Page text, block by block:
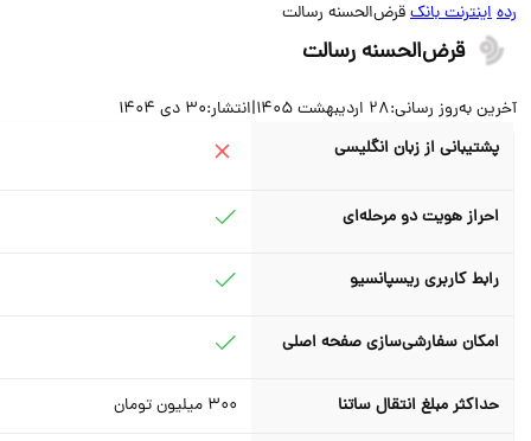
اینترنت بانکقرض‌الحسنه رسالت
قرض‌الحسنه رسالت
به‌روز رسانی:28 اردیبهشت 1405 |انتشار:30 دی 1404
پشتیبانی از زبان انگلیسی
احراز هویت دو مرحله‌ای
رابط کاربری ریسپانسیو
امکان سفارشی‌سازی صفحه اصلی
حداکثر مبلغ انتقال ساتنا میلیون تومان